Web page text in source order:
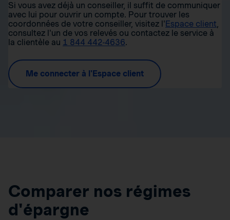
Si vous avez déjà un conseiller, il suffit de communiquer
avec lui pour ouvrir un compte. Pour trouver les
coordonnées de votre conseiller, visitez l' Espace client,
consultez l'un de vos relevés ou contactez le service à
la clientèle au 1 844 442-4636.
Me connecter à l'Espace client
Comparer nos régimes
d'épargne